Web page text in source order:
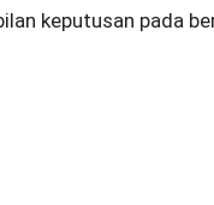
keputusan pada